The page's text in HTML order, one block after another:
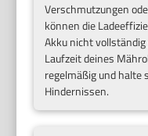
Verschmutzungen
können die
Akku nicht
Laufzeit deines
regelmäßig und halte
Hindernissen.